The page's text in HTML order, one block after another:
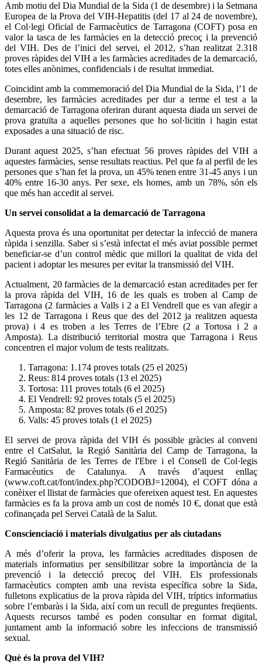
Amb motiu del Dia Mundial de la Sida (1 de desembre) i la Setmana
Europea de la Prova del VIH-Hepatitis (del 17 al 24 de novembre),
el Col·legi Oficial de Farmacèutics de Tarragona (COFT) posa en
valor la tasca de les farmàcies en la detecció precoç i la prevenció
del VIH. Des de l’inici del servei, el 2012, s’han realitzat 2.318
proves ràpides del VIH a les farmàcies acreditades de la demarcació,
totes elles anònimes, confidencials i de resultat immediat.
Coincidint amb la commemoració del Dia Mundial de la Sida, l’1 de
desembre, les farmàcies acreditades per dur a terme el test a la
demarcació de Tarragona oferiran durant aquesta diada un servei de
prova gratuïta a aquelles persones que ho sol·licitin i hagin estat
exposades a una situació de risc.
Durant aquest 2025, s’han efectuat 56 proves ràpides del VIH a
aquestes farmàcies, sense resultats reactius. Pel que fa al perfil de les
persones que s’han fet la prova, un 45% tenen entre 31-45 anys i un
40% entre 16-30 anys. Per sexe, els homes, amb un 78%, són els
que més han accedit al servei.
Un servei consolidat a la demarcació de Tarragona
Aquesta prova és una oportunitat per detectar la infecció de manera
ràpida i senzilla. Saber si s’està infectat el més aviat possible permet
beneficiar-se d’un control mèdic que millori la qualitat de vida del
pacient i adoptar les mesures per evitar la transmissió del VIH.
Actualment, 20 farmàcies de la demarcació estan acreditades per fer
la prova ràpida del VIH, 16 de les quals es troben al Camp de
Tarragona (2 farmàcies a Valls i 2 a El Vendrell que es van afegir a
les 12 de Tarragona i Reus que des del 2012 ja realitzen aquesta
prova) i 4 es troben a les Terres de l’Ebre (2 a Tortosa i 2 a
Amposta). La distribució territorial mostra que Tarragona i Reus
concentren el major volum de tests realitzats.
Tarragona: 1.174 proves totals (25 el 2025)
Reus: 814 proves totals (13 el 2025)
Tortosa: 111 proves totals (6 el 2025)
El Vendrell: 92 proves totals (5 el 2025)
Amposta: 82 proves totals (6 el 2025)
Valls: 45 proves totals (1 el 2025)
El servei de prova ràpida del VIH és possible gràcies al conveni
entre el CatSalut, la Regió Sanitària del Camp de Tarragona, la
Regió Sanitària de les Terres de l'Ebre i el Consell de Col·legis
Farmacèutics de Catalunya. A través d’aquest enllaç
(www.coft.cat/font/index.php?CODOBJ=12004), el COFT dóna a
conèixer el llistat de farmàcies que ofereixen aquest test. En aquestes
farmàcies es fa la prova amb un cost de només 10 €, donat que està
cofinançada pel Servei Català de la Salut.
Conscienciació i materials divulgatius per als ciutadans
A més d’oferir la prova, les farmàcies acreditades disposen de
materials informatius per sensibilitzar sobre la importància de la
prevenció i la detecció precoç del VIH. Els professionals
farmacèutics compten amb una revista específica sobre la Sida,
fulletons explicatius de la prova ràpida del VIH, tríptics informatius
sobre l’embaràs i la Sida, així com un recull de preguntes freqüents.
Aquests recursos també es poden consultar en format digital,
juntament amb la informació sobre les infeccions de transmissió
sexual.
Què és la prova del VIH?